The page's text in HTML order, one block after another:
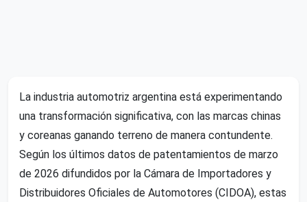
La industria automotriz argentina está experimentando
una transformación significativa, con las marcas chinas
y coreanas ganando terreno de manera contundente.
Según los últimos datos de patentamientos de marzo
de 2026 difundidos por la Cámara de Importadores y
Distribuidores Oficiales de Automotores (CIDOA), estas